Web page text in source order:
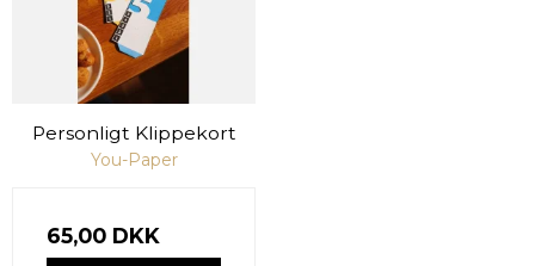
Personligt Klippekort
You-Paper
65,00 DKK